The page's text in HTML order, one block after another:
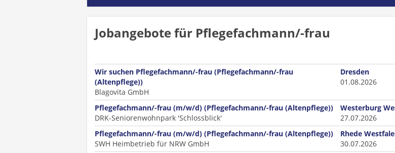
Jobangebote für Pflegefachmann/-frau
Wir suchen Pflegefachmann/-frau (Pflegefachmann/-frau
(Altenpflege))
Blagovita GmbH
Dresden
01.08.2026
Pflegefachmann/-frau (m/w/d) (Pflegefachmann/-frau (Altenpflege))
DRK-Seniorenwohnpark 'Schlossblick'
Westerburg
27.07.2026
Pflegefachmann/-frau (m/w/d) (Pflegefachmann/-frau (Altenpflege))
SWH Heimbetrieb für NRW GmbH
Rhede
30.07.2026